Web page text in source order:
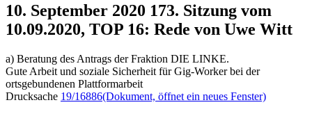
10. September 2020 173. Sitzung vom
10.09.2020, TOP 16: Rede von Uwe Witt
a) Beratung des Antrags der Fraktion DIE LINKE.
Gute Arbeit und soziale Sicherheit für Gig-Worker bei der
ortsgebundenen Plattformarbeit
Drucksache 19/16886(Dokument, öffnet ein neues Fenster)